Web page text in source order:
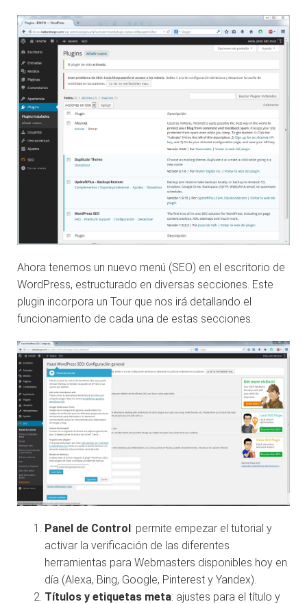
Ahora tenemos un nuevo menú (SEO) en el escritorio de
WordPress, estructurado en diversas secciones. Este
plugin incorpora un Tour que nos irá detallando el
funcionamiento de cada una de estas secciones.
Panel de Control: permite empezar el tutorial y
activar la verificación de las diferentes
herramientas para Webmasters disponibles hoy en
día (Alexa, Bing, Google, Pinterest y Yandex).
Títulos y etiquetas meta: ajustes para el título y